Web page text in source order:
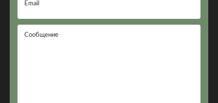
Email
Сообщение